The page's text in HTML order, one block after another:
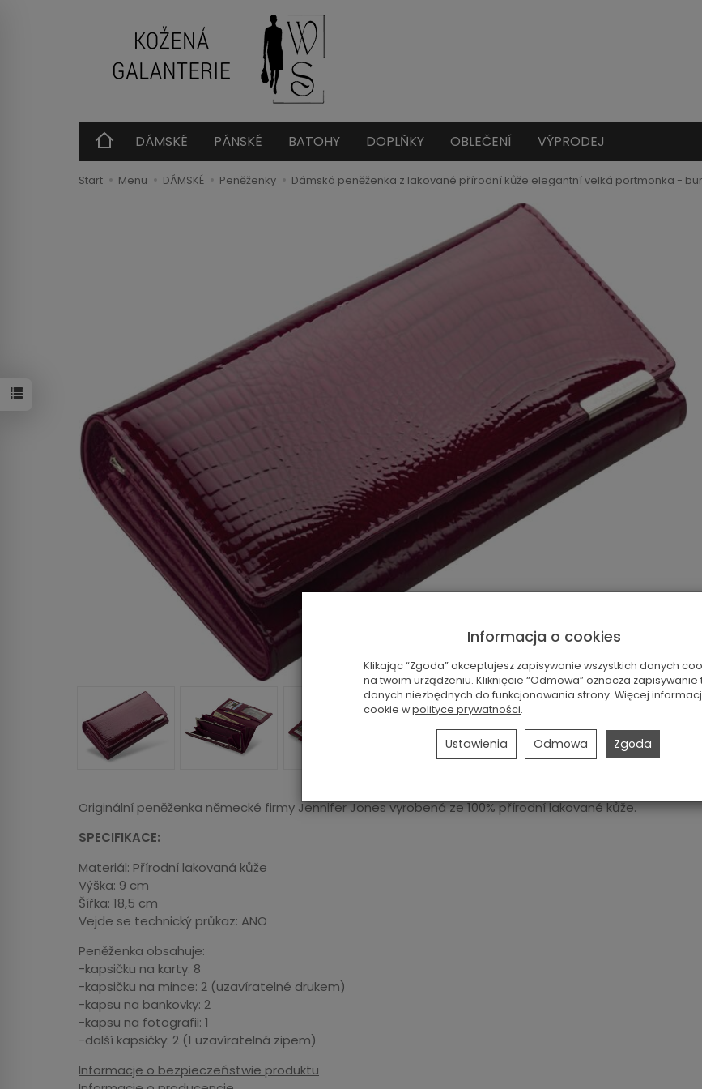
DÁMSKÉ PÁNSKÉ BATOHY DOPLŇKY OBLEČENÍ VÝPRODEJ
Start Menu DÁMSKÉ Peněženky Dámská peněženka z lakované přírodní kůže elegantní velká portmonka -
Originální peněženka německé firmy Jennifer Jones vyrobená ze 100% přírodní lakované kůže.
SPECIFIKACE:
Materiál: Přírodní lakovaná kůže
Výška: 9 cm
Šířka: 18,5 cm
Vejde se technický průkaz: ANO
Peněženka obsahuje:
-kapsičku na karty: 8
-kapsičku na mince: 2 (uzavíratelné drukem)
-kapsu na bankovky: 2
-kapsu na fotografii: 1
-další kapsičky: 2 (1 uzavíratelná zipem)
Informacje o bezpieczeństwie produktu
Informacja o cookies
Klikając “Zgoda” akceptujesz zapisywanie wszystkich danych
na twoim urządzeniu. Kliknięcie “Odmowa” oznacza zapisywanie
danych niezbędnych do funkcjonowania strony. Więcej
cookie wpolityce prywatności.
Ustawienia Odmowa Zgoda